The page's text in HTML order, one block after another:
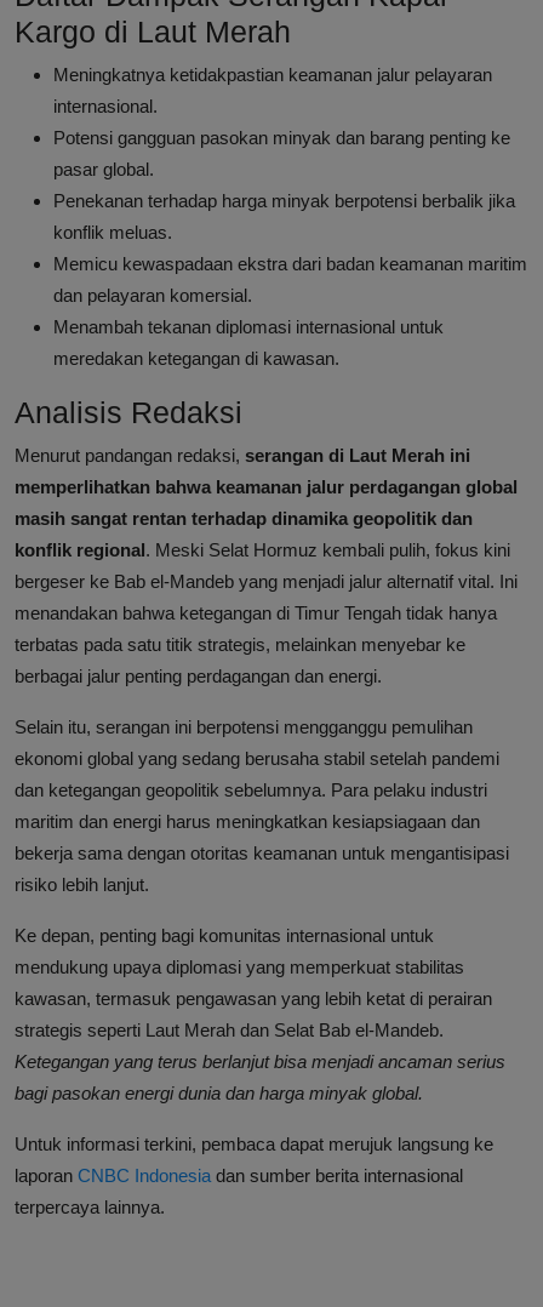
Kargo di Laut Merah
Meningkatnya ketidakpastian keamanan jalur pelayaran
internasional.
Potensi gangguan pasokan minyak dan barang penting ke
pasar global.
Penekanan terhadap harga minyak berpotensi berbalik jika
konflik meluas.
Memicu kewaspadaan ekstra dari badan keamanan maritim
dan pelayaran komersial.
Menambah tekanan diplomasi internasional untuk
meredakan ketegangan di kawasan.
Analisis Redaksi
Menurut pandangan redaksi, serangan di Laut Merah ini
memperlihatkan bahwa keamanan jalur perdagangan global
masih sangat rentan terhadap dinamika geopolitik dan
konflik regional. Meski Selat Hormuz kembali pulih, fokus kini
bergeser ke Bab el-Mandeb yang menjadi jalur alternatif vital. Ini
menandakan bahwa ketegangan di Timur Tengah tidak hanya
terbatas pada satu titik strategis, melainkan menyebar ke
berbagai jalur penting perdagangan dan energi.
Selain itu, serangan ini berpotensi mengganggu pemulihan
ekonomi global yang sedang berusaha stabil setelah pandemi
dan ketegangan geopolitik sebelumnya. Para pelaku industri
maritim dan energi harus meningkatkan kesiapsiagaan dan
bekerja sama dengan otoritas keamanan untuk mengantisipasi
risiko lebih lanjut.
Ke depan, penting bagi komunitas internasional untuk
mendukung upaya diplomasi yang memperkuat stabilitas
kawasan, termasuk pengawasan yang lebih ketat di perairan
strategis seperti Laut Merah dan Selat Bab el-Mandeb.
Ketegangan yang terus berlanjut bisa menjadi ancaman serius
bagi pasokan energi dunia dan harga minyak global.
Untuk informasi terkini, pembaca dapat merujuk langsung ke
laporan CNBC Indonesia dan sumber berita internasional
terpercaya lainnya.